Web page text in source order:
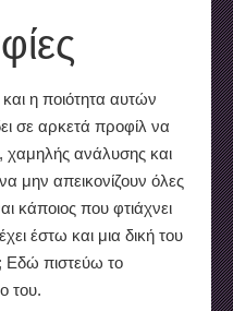
η ποιότητα αυτών
σε αρκετά προφίλ να
χαμηλής ανάλυσης και
μην απεικονίζουν όλες
κάποιος που φτιάχνει
έστω και μια δική του
Εδώ πιστεύω το
του.